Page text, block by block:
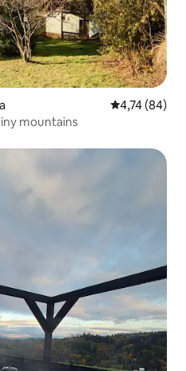
4,74 de uma
4,74 (84)
mountains